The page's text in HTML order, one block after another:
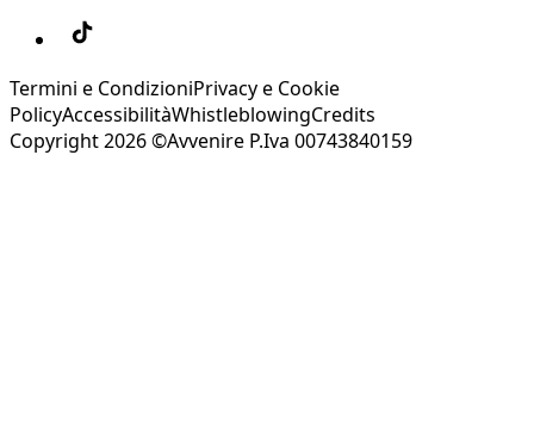
Termini e CondizioniPrivacy e Cookie
PolicyAccessibilitàWhistleblowingCredits
Copyright 2026 ©Avvenire P.Iva 00743840159